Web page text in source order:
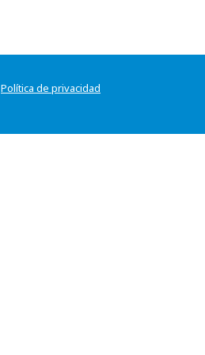
Política de privacidad